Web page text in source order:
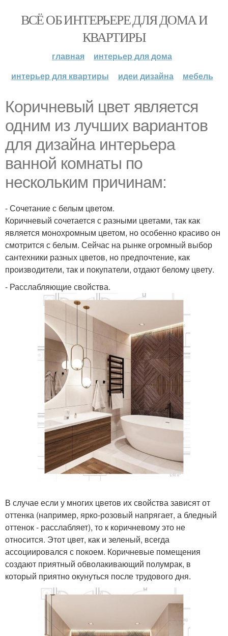
ВСЁ ОБ ИНТЕРЬЕРЕ ДЛЯ ДОМА И
КВАРТИРЫ
главная
интерьер для дома
интерьер для квартиры
идеи дизайна мебель
Коричневый цвет является
одним из лучших вариантов
для дизайна интерьера
ванной комнаты по
нескольким причинам:
- Сочетание с белым цветом.
Коричневый сочетается с разными цветами, так как
является монохромным цветом, но особенно красиво он
смотрится с белым. Сейчас на рынке огромный выбор
сантехники разных цветов, но предпочтение, как
производители, так и покупатели, отдают белому цвету.
- Расслабляющие свойства.
В случае если у многих цветов их свойства зависят от
оттенка (например, ярко-розовый напрягает, а бледный
оттенок - расслабляет), то к коричневому это не
относится. Этот цвет, как и зеленый, всегда
ассоциировался с покоем. Коричневые помещения
создают приятный обволакивающий полумрак, в
который приятно окунуться после трудового дня.